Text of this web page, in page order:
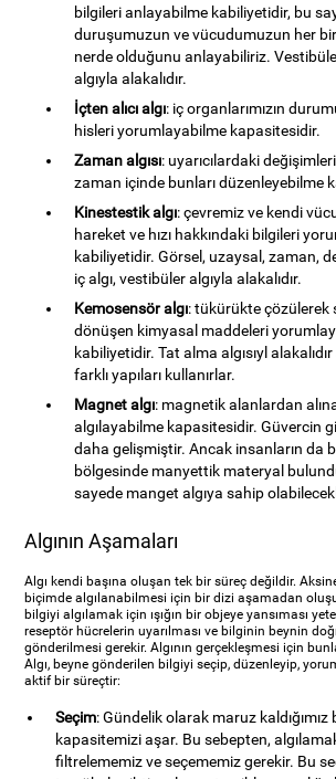
bilgileri anlayabilme kabiliyetidir, bu
duruşumuzun ve vücudumuzun her bir
nerde olduğunu anlayabiliriz.
algıyla alakalıdır.
İçten alıcı algı: iç organlarımızın
hisleri yorumlayabilme kapasitesidir.
Zaman algısı: uyarıcılardaki
zaman içinde bunları düzenleyebilme
Kinestestik algı: çevremiz ve kendi
hareket ve hızı hakkındaki bilgileri
kabiliyetidir. Görsel, uzaysal, zaman,
iç algı, vestibüler algıyla alakalıdır.
Kemosensör algı: tükürükte çözülerek
dönüşen kimyasal maddeleri
kabiliyetidir. Tat alma algısıyl
farklı yapıları kullanırlar.
Magnet algı: magnetik alanlardan
algılayabilme kapasitesidir. Güvercin
daha gelişmiştir. Ancak insanların da
bölgesinde manyettik materyal
sayede manget algıya sahip
Algının Aşamaları
Algı kendi başına oluşan tek bir süreç değildir.
biçimde algılanabilmesi için bir dizi aşamadan
bilgiyi algılamak için ışığın bir objeye yansıması
reseptör hücrelerin uyarılması ve bilginin beynin
gönderilmesi gerekir. Algının gerçekleşmesi için
Algı, beyne gönderilen bilgiyi seçip, düzenleyip,
aktif bir süreçtir:
Seçim: Gündelik olarak maruz kaldığımız
kapasitemizi aşar. Bu sebepten,
filtrelememiz ve seçememiz gerekir. Bu